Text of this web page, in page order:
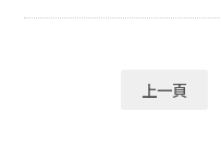
小時 ※1和2時數不可互抵。 認證方式：於
務或研習時數後下載時
上一頁